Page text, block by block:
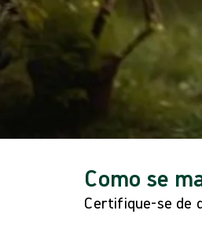
Como se
Certifique-se de